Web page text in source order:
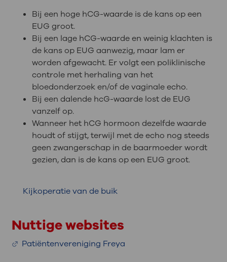
Bij een hoge hCG-waarde is de kans op een
EUG groot.
Bij een lage hCG-waarde en weinig klachten is
de kans op EUG aanwezig, maar lam er
worden afgewacht. Er volgt een poliklinische
controle met herhaling van het
bloedonderzoek en/of de vaginale echo.
Bij een dalende hcG-waarde lost de EUG
vanzelf op.
Wanneer het hCG hormoon dezelfde waarde
houdt of stijgt, terwijl met de echo nog steeds
geen zwangerschap in de baarmoeder wordt
gezien, dan is de kans op een EUG groot.
Kijkoperatie van de buik
Nuttige websites
Patiëntenvereniging Freya